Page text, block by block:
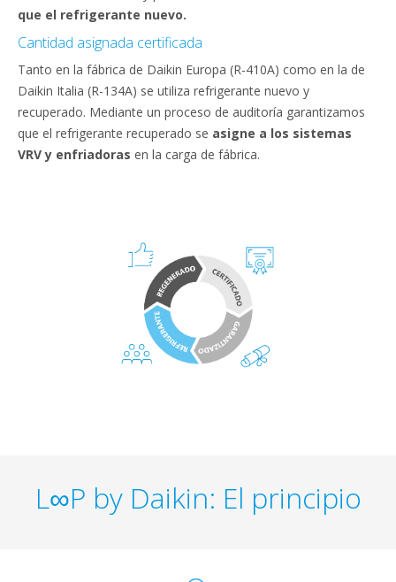
que el refrigerante nuevo.
Cantidad asignada certificada
Tanto en la fábrica de Daikin Europa (R-410A) como en la de
Daikin Italia (R-134A) se utiliza refrigerante nuevo y
recuperado. Mediante un proceso de auditoría garantizamos
que el refrigerante recuperado se asigne a los sistemas
VRV y enfriadoras en la carga de fábrica.
L∞P by Daikin: El principio